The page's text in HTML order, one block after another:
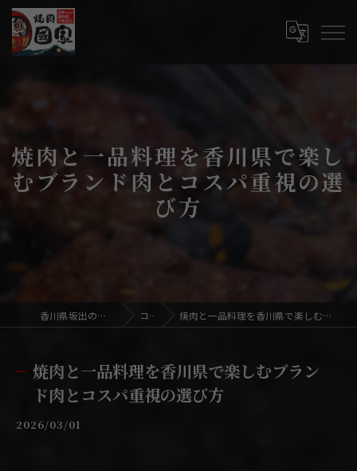
焼肉と一品料理を香川県で楽し
むブランド肉とコスパ重視の選
び方
香川県坂出の焼肉なら焼肉國家 コラム 焼肉と一品料理を香川県で楽しむブランド肉とコスパ重視の選び方
焼肉と一品料理を香川県で楽しむブラン
ド肉とコスパ重視の選び方
2026/03/01